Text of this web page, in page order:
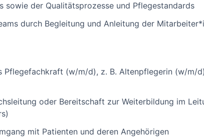
sowie der Qualitätsprozesse und Pflegestandards
durch Begleitung und Anleitung der
Pflegefachkraft (w/m/d), z. B. Altenpflegerin (w/m/
oder Bereitschaft zur Weiterbildung im
mit Patienten und deren Angehörigen